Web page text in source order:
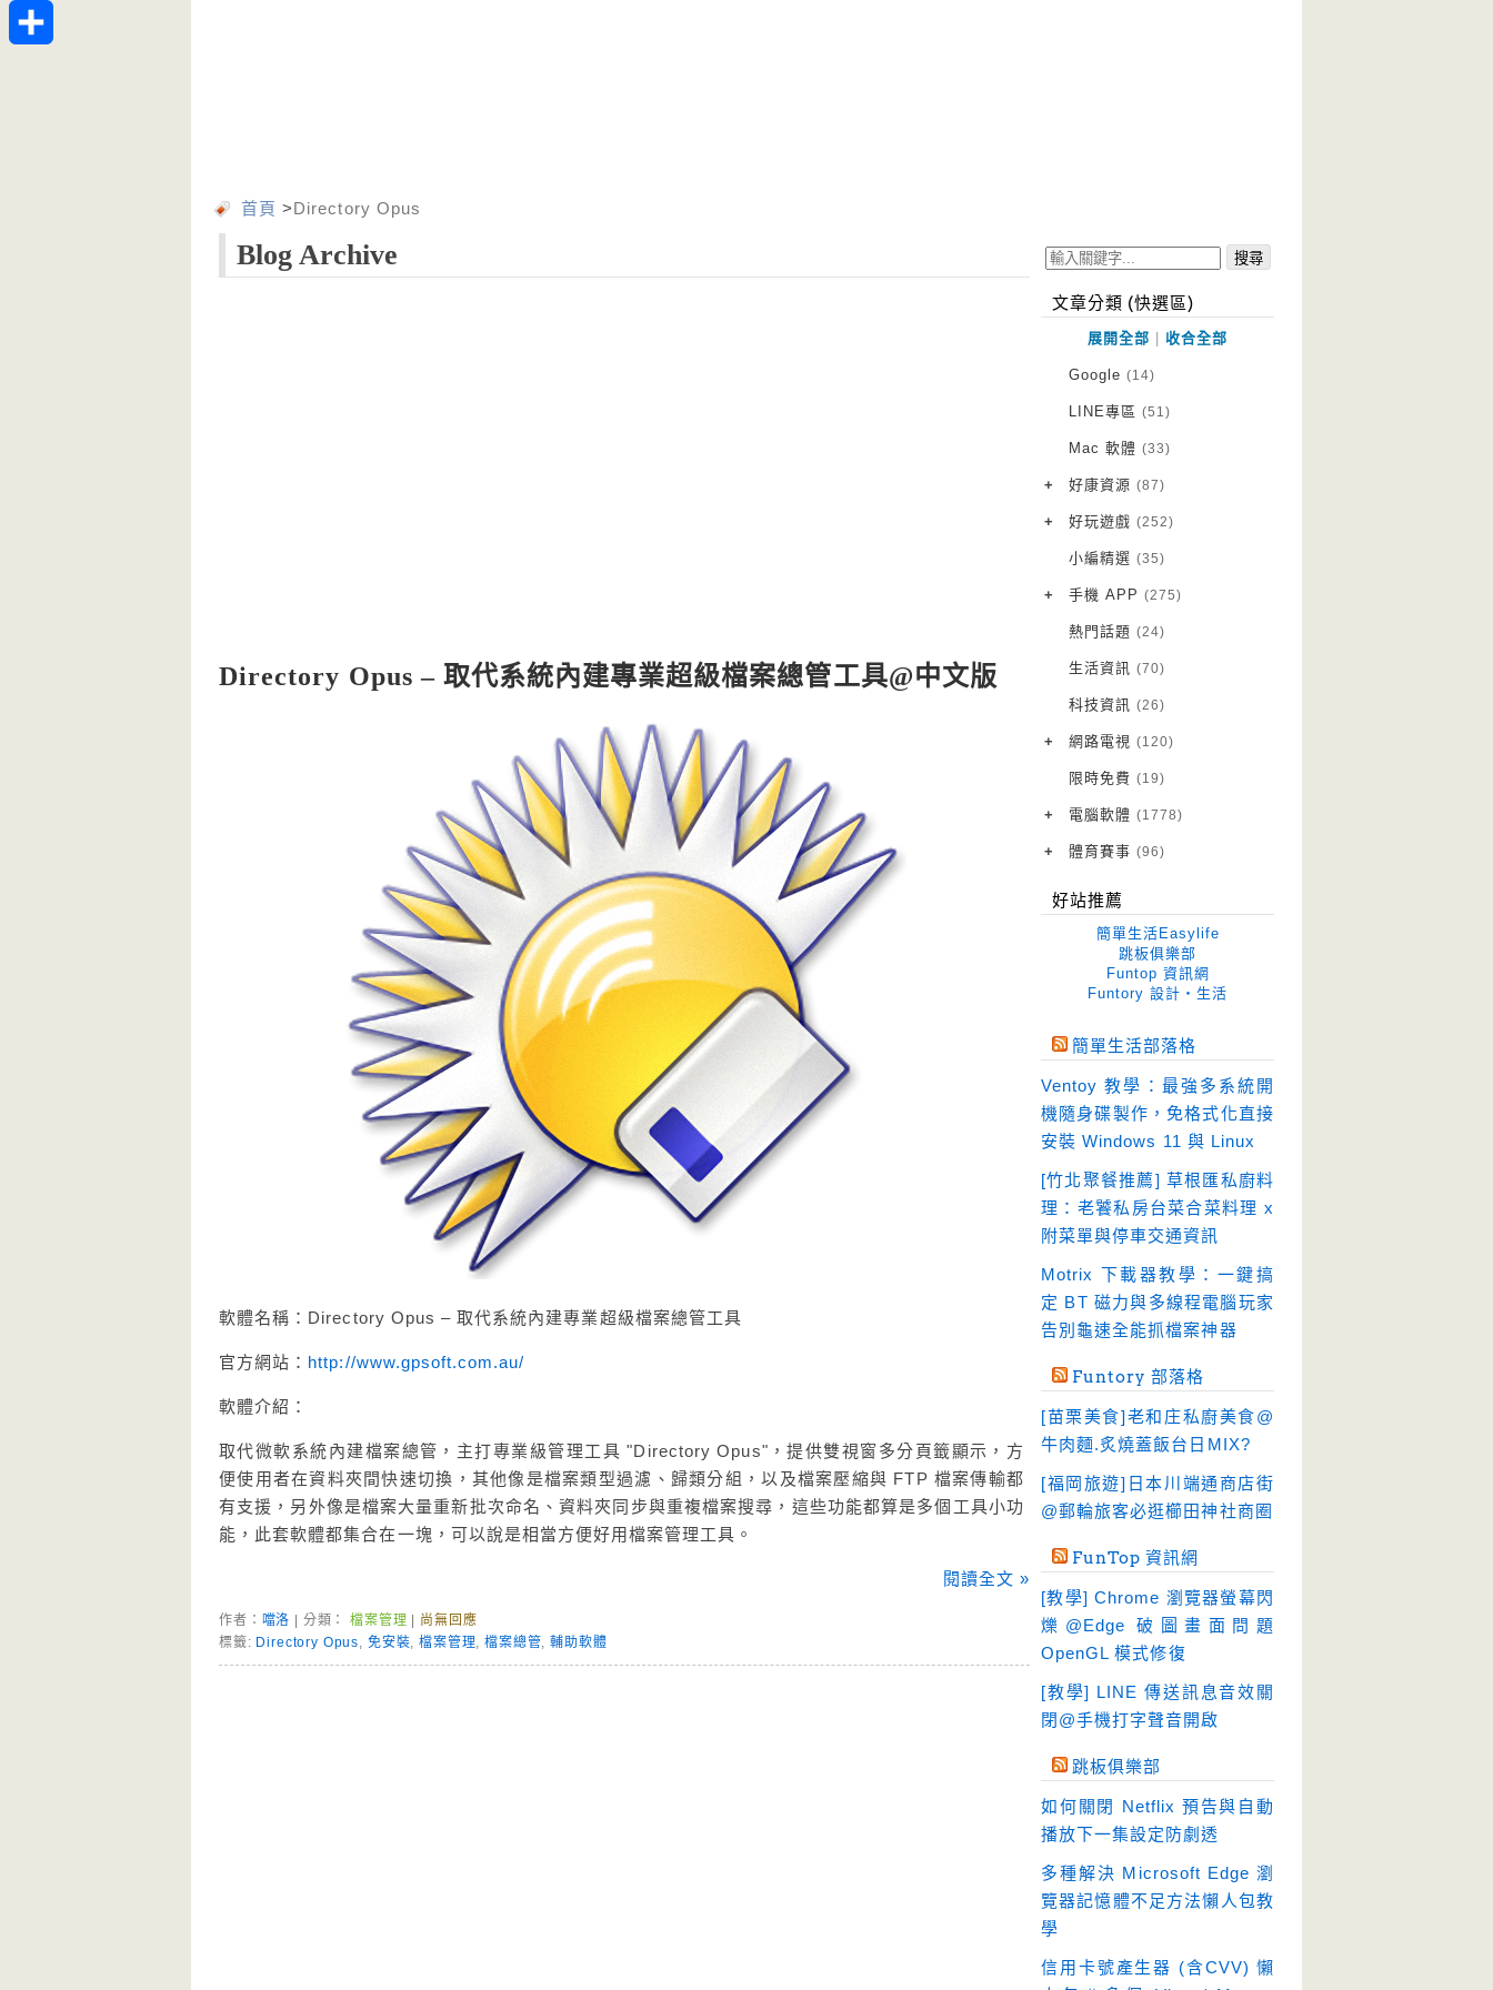
首頁 >Directory Opus
Blog Archive
Directory Opus – 取代系統內建專業超級檔案總管工具@中文版
軟體名稱：Directory Opus – 取代系統內建專業超級檔案總管工具
官方網站： http://www.gpsoft.com.au/
軟體介紹：
取代微軟系統內建檔案總管，主打專業級管理工具 "Directory Opus"，提供雙視窗多分頁籤顯示，方
便使用者在資料夾間快速切換，其他像是檔案類型過濾、歸類分組，以及檔案壓縮與 FTP 檔案傳輸都
有支援，另外像是檔案大量重新批次命名、資料夾同步與重複檔案搜尋，這些功能都算是多個工具小功
能，此套軟體都集合在一塊，可以說是相當方便好用檔案管理工具。
閱讀全文 »
作者： 噹洛 | 分類：檔案管理
尚無回應
標籤: Directory Opus, 免安裝,檔案管理,檔案總管,輔助軟體
文章分類 (快選區)
展開全部 收合全部
Google (14)
LINE專區 (51)
Mac 軟體 (33)
+ 好康資源 (87)
VPN 翻牆
免費資源
字體下載
網站推薦
+ 好玩遊戲 (252)
Android 遊戲
iOS 遊戲
網頁遊戲
電腦遊戲
小編精選 (35)
+ 手機 APP (275)
Android 軟體
iOS 軟體
Root 相關
越獄JB
熱門話題 (24)
生活資訊 (70)
科技資訊 (26)
+ 網路電視 (120)
電視影集
電視節目
限時免費 (19)
+ 電腦軟體 (1778)
作業系統
優化軟體 (38)
光碟工具 (33)
免安裝 (641)
即時通訊 (23)
壓縮軟體 (9)
安全防護 (55)
影音播放 (51)
影音轉檔 (81)
教育學習 (23)
文書工具 (91)
畫面擷取 (36)
看圖程式 (17)
硬碟工具 (64)
系統工具 (242)
(188)
翻譯軟體 (3)
輸入法 (4)
+ 體育賽事 (96)
好站推薦
簡單生活Easylife
跳板俱樂部
Funtop 資訊網
Funtory 設計‧生活
簡單生活部落格
Ventoy 教學：最強多系統開
機隨身碟製作，免格式化直接
安裝 Windows 11 與 Linux
[竹北聚餐推薦] 草根匯私廚料
理：老饕私房台菜合菜料理 x
附菜單與停車交通資訊
Motrix 下載器教學：一鍵搞
定 BT 磁力與多線程電腦玩家
告別龜速全能抓檔案神器
Funtory 部落格
[苗栗美食]老和庄私廚美食@
牛肉麵.炙燒蓋飯台日MIX?
[福岡旅遊]日本川端通商店街
@郵輪旅客必逛櫛田神社商圈
FunTop 資訊網
[教學] Chrome 瀏覽器螢幕閃
爍@Edge 破圖畫面問題
OpenGL 模式修復
[教學] LINE 傳送訊息音效關
閉@手機打字聲音開啟
跳板俱樂部
如何關閉 Netflix 預告與自動
播放下一集設定防劇透
多種解決 Microsoft Edge 瀏
覽器記憶體不足方法懶人包教
學
信用卡號產生器 (含CVV) 懶
Telegram